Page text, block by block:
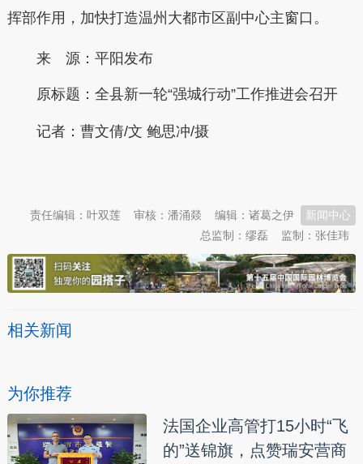
挥部作用，加快打造温州大都市区副中心主窗口。
来 源：平阳发布
原标题： 全县新一轮“强城行动”工作推进会召开
记者：曹文倩/文 鲍思冲/摄
新闻中心
编辑：诸葛之伊
审核：潘涌燚
责任编辑：叶双莲
监制：张佳玮
总监制：缪磊
相关新闻
为你推荐
法国企业高管打15小时“飞
的”送锦旗，点赞瑞安营商